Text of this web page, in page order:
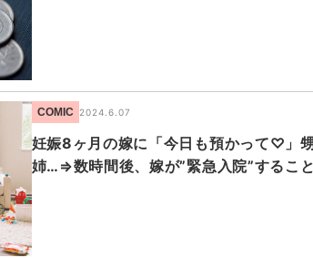
COMIC 2024.6.07
妊娠8ヶ月の嫁に「今日も預かって♡」
姉…⇒数時間後、嫁が”緊急入院”するこ